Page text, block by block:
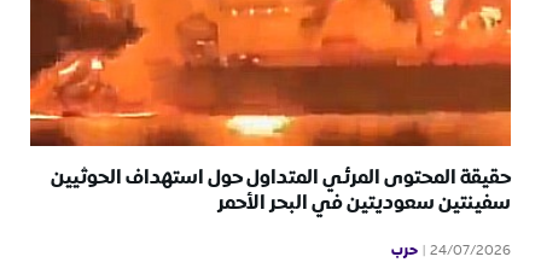
حقيقة المحتوى المرئي المتداول حول استهداف الحوثيين
سفينتين سعوديتين في البحر الأحمر
24/07/2026 حرب